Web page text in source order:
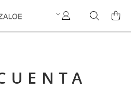
Search
Mi
cuenta
MI